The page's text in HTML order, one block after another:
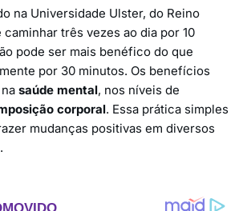
na Universidade Ulster, do Reino
três vezes ao dia por 10
pode ser mais benéfico do que
por 30 minutos. Os benefícios
saúde mental, nos níveis de
corporal. Essa prática simples
mudanças positivas em diversos